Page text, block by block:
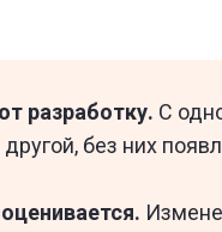
разработку. С
без них